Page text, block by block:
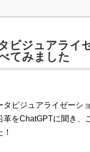
ビジュアライ
てみました
タビジュアライゼーシ
革をChatGPTに聞き、